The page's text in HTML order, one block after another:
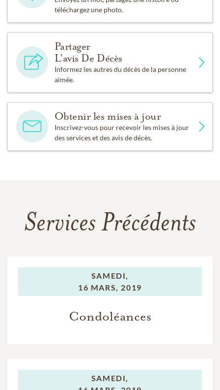
téléchargez une photo.
Partager
L'avis De Décès
Informez les autres du décès de la personne
aimée.
Obtenir les mises à jour
Inscrivez-vous pour recevoir les mises à jour
des services et des avis de décès.
Services Précédents
SAMEDI,
16 MARS, 2019
Condoléances
SAMEDI,